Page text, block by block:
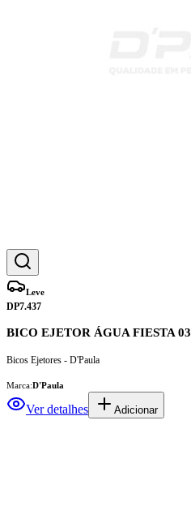
Leve
DP7.437
BICO EJETOR ÁGUA FIESTA 03
Bicos Ejetores - D'Paula
Marca:D'Paula
Ver detalhes Adicionar